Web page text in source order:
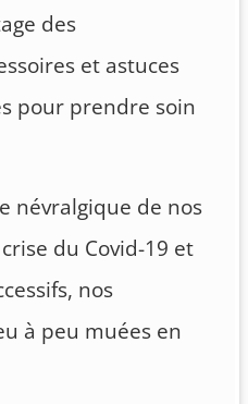
des
et astuces
pour prendre soin
névralgique de nos
du Covid-19 et
nos
à peu muées en